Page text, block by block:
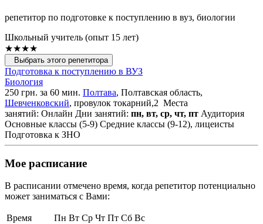
репетитор по подготовке к поступлению в вуз, биологии
Школьный учитель (опыт 15 лет)
★★★★
Выбрать этого репетитора
Подготовка к поступлению в ВУЗ
Биология
250 грн. за 60 мин. Полтава, Полтавская область,
Шевченковский, провулок токарний,2 Места
занятий: Онлайн Дни занятий: пн, вт, ср, чт, пт Аудитория
Основные классы (5-9) Средние классы (9-12), лицеисты
Подготовка к ЗНО
Мое расписание
В расписании отмечено время, когда репетитор потенциально
может заниматься с Вами:
Время Пн Вт Ср Чт Пт Сб Вс